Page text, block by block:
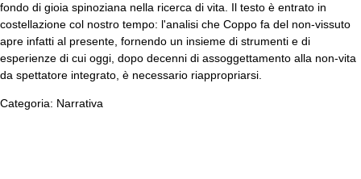
fondo di gioia spinoziana nella ricerca di vita. Il testo è entrato in
costellazione col nostro tempo: l'analisi che Coppo fa del non-vissuto
apre infatti al presente, fornendo un insieme di strumenti e di
esperienze di cui oggi, dopo decenni di assoggettamento alla non-vita
da spettatore integrato, è necessario riappropriarsi.
Categoria: Narrativa